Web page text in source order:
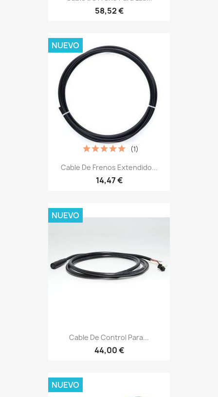
58,52 €
Cable De Frenos Extendido...
14,47 €
(1)
NUEVO
Cable De Control Para...
44,00 €
NUEVO
NUEVO